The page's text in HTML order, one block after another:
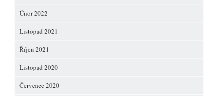
Únor 2022
Listopad 2021
Říjen 2021
Listopad 2020
Červenec 2020